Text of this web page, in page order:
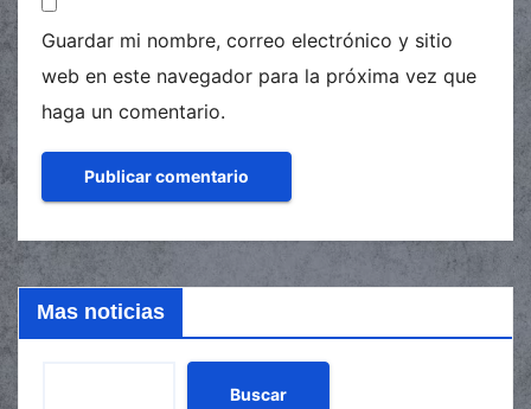
Guardar mi nombre, correo electrónico y sitio
web en este navegador para la próxima vez que
haga un comentario.
Mas noticias
Buscar